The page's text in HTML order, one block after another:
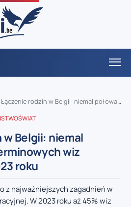
Łączenie rodzin w Belgii: niemal połowa długoterminowych wiz wydanych w 2023 roku
ŚWIAT
Belgii: niemal
wiz
roku
z najważniejszych zagadnień w
W 2023 roku aż 45% wiz